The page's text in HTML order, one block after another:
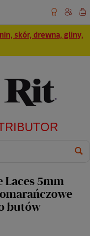
skór, drewna, gliny,
Laces 5mm
butów